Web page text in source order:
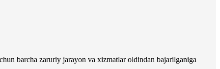
barcha zaruriy jarayon va xizmatlar oldindan bajarilganiga